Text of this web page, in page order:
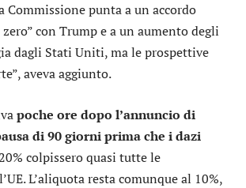
Commissione punta a un accordo
con Trump e a un aumento degli
dagli Stati Uniti, ma le prospettive
aveva aggiunto.
poche ore dopo l’annuncio di
di 90 giorni prima che i dazi
colpissero quasi tutte le
L’aliquota resta comunque al 10%,